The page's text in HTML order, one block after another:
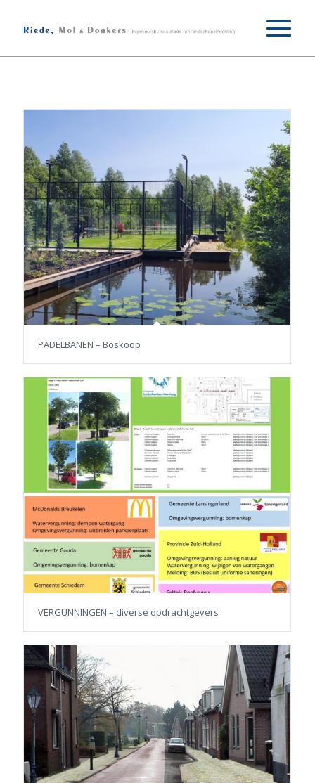
PADELBANEN – Boskoop
VERGUNNINGEN – diverse opdrachtgevers